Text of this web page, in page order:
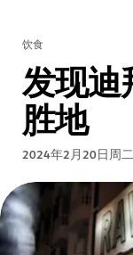
饮食
发现
胜地
2024年2月20日周二